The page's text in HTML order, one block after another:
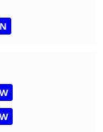
N
W
W